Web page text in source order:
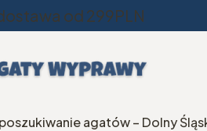
od 299PLN
agatów – Dolny